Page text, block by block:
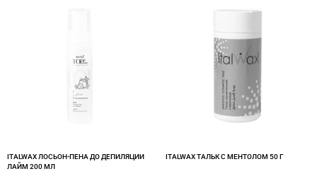
ITALWAX ЛОСЬОН-ПЕНА ДО ДЕПИЛЯЦИИ
ЛАЙМ 200 МЛ
ITALWAX ТАЛЬК С МЕНТОЛОМ 50 Г